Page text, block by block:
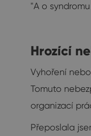
"A o
Hrozící
Vyhoření
Tomuto
organizací
Přeposlala